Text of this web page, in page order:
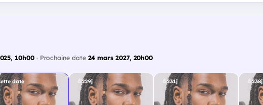
10h00· Prochaine date 24 mars 2027, 20h00
date 229j 231j 238j